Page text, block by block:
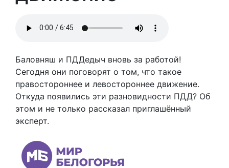
Баловняш и ПДДедыч вновь за работой!
Сегодня они поговорят о том, что такое
правостороннее и левостороннее движение.
Откуда появились эти разновидности ПДД? Об
этом и не только рассказал приглашённый
эксперт.